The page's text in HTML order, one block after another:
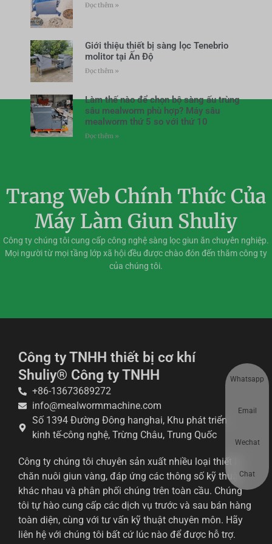
Đọc thêm »
Giới thiệu thiết bị sàng lọc Tenebrio
molitor tại Ấn Độ
Đọc thêm »
Làm thế nào để chọn bộ sàng ấu trùng
sâu mealworm phù hợp? Máy sâu
mealworm thứ 5 so với thứ 10
Đọc thêm »
Trang Web Chính Thức Của
Máy Làm Giun Shuliy
Công ty chúng tôi cung cấp công nghệ sàng lọc giun ăn chuyên nghiệp.
Mọi người từ mọi tầng lớp xã hội đều được chào đón đến thăm công ty
của chúng tôi.
Công ty TNHH thiết bị cơ khí
Shuliy® Công ty TNHH
+86-13673689272
info@mealwormmachine.com
Số 1394 Đường Đông hanghai, Khu phát triển
kinh tế-công nghệ, Trừng Châu, Trung Quốc
Công ty chúng tôi chuyên sản xuất nhiều loại thiết bị
chăn nuôi giun vàng, đáp ứng các thông số kỹ thuật
khác nhau và phân phối chúng trên toàn cầu. Chúng
tôi tự hào cung cấp các dịch vụ trước và sau bán hàng
toàn diện, cùng với tư vấn kỹ thuật chuyên môn. Hãy
liên hệ với chúng tôi bất cứ lúc nào để được hỗ trợ.
Whatsapp
Email
Wechat
Chat